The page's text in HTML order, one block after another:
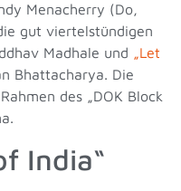
Menacherry (Do,
gut viertelstündigen
Madhale und „Let
Bhattacharya. Die
des „DOK Block
India“